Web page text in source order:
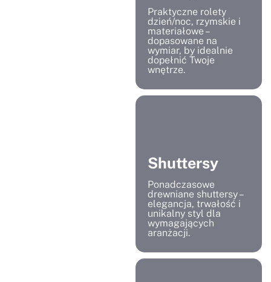
Praktyczne rolety
dzień/noc, rzymskie i
materiałowe –
dopasowane na
wymiar, by idealnie
dopełnić Twoje
wnętrze.
Shuttersy
Ponadczasowe
drewniane shuttersy –
elegancja, trwałość i
unikalny styl dla
wymagających
aranżacji.